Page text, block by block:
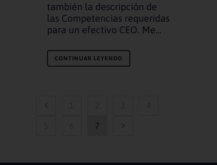
también la descripción de
las Competencias requeridas
para un efectivo CEO. Me...
CONTINUAR LEYENDO
7